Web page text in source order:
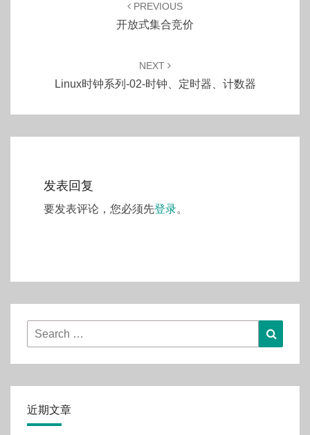
PREVIOUS
开放式集合竞价
NEXT
Linux时钟系列-02-时钟、定时器、计数器
发表回复
要发表评论，您必须先登录。
Search
for:
近期文章